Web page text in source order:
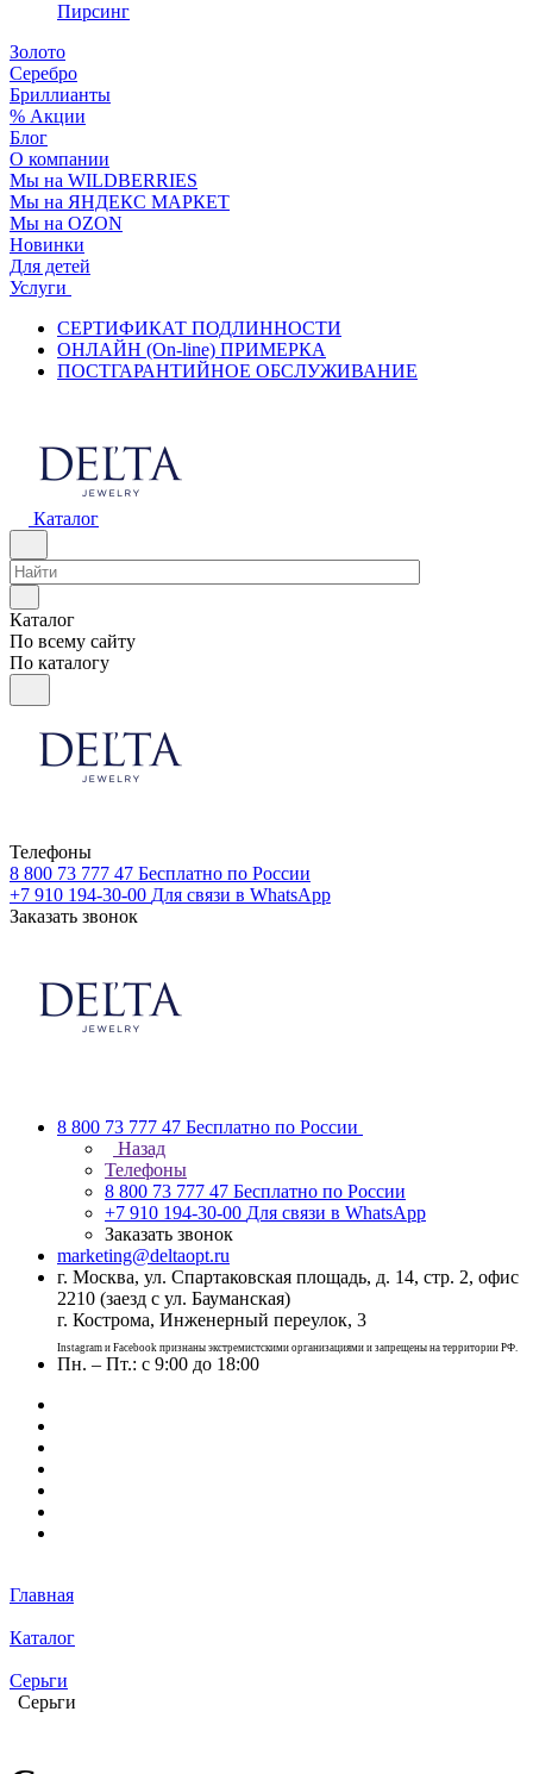
Пирсинг
Золото
Серебро
Бриллианты
% Акции
Блог
О компании
Мы на WILDBERRIES
Мы на ЯНДЕКС МАРКЕТ
Мы на OZON
Новинки
Для детей
Услуги
СЕРТИФИКАТ ПОДЛИННОСТИ
ОНЛАЙН (On-line) ПРИМЕРКА
ПОСТГАРАНТИЙНОЕ ОБСЛУЖИВАНИЕ
Каталог
Каталог
По всему сайту
По каталогу
Телефоны
8 800 73 777 47 Бесплатно по России
+7 910 194-30-00 Для связи в WhatsApp
Заказать звонок
8 800 73 777 47 Бесплатно по России
Назад
Телефоны
8 800 73 777 47 Бесплатно по России
+7 910 194-30-00 Для связи в WhatsApp
Заказать звонок
marketing@deltaopt.ru
г. Москва, ул. Спартаковская площадь, д. 14, стр. 2, офис
2210 (заезд с ул. Бауманская)
г. Кострома, Инженерный переулок, 3
Instagram и Facebook признаны экстремистскими организациями и запрещены на территории РФ.
Пн. – Пт.: с 9:00 до 18:00
Главная
Каталог
Серьги
Серьги